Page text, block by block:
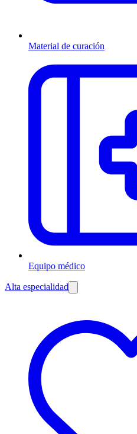
Material de curación
Equipo médico
Alta especialidad